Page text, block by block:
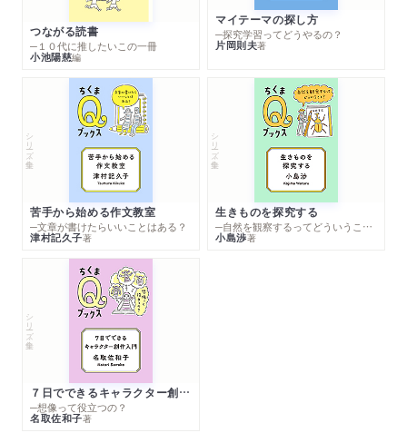
つながる読書
─１０代に推したいこの一冊
小池陽慈編
マイテーマの探し方
─探究学習ってどうやるの？
片岡則夫著
シリーズ・全集
苦手から始める作文教室
─文章が書けたらいいことはある？
津村記久子著
シリーズ・全集
生きものを探究する
─自然を観察するってどういうこと？
小島渉著
シリーズ・全集
７日でできるキャラクター創作入門
─想像って役立つの？
名取佐和子著